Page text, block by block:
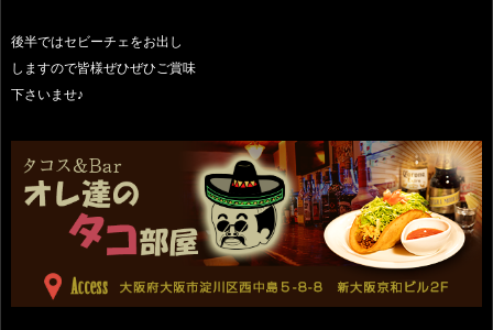
後半ではセビーチェをお出し
しますので皆様ぜひぜひご賞味
下さいませ♪